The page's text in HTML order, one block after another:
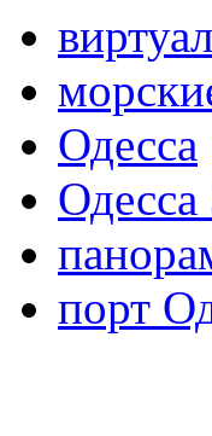
Одесса
Одесса
порт